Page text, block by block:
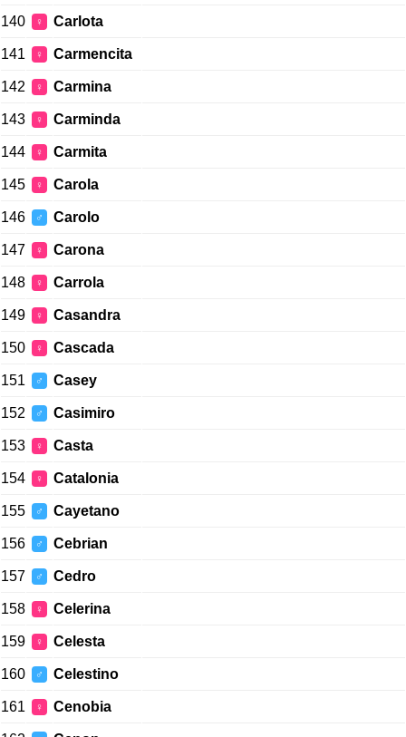
140 ♀ Carlota
141 ♀ Carmencita
142 ♀ Carmina
143 ♀ Carminda
144 ♀ Carmita
145 ♀ Carola
146 ♂ Carolo
147 ♀ Carona
148 ♀ Carrola
149 ♀ Casandra
150 ♀ Cascada
151 ♂ Casey
152 ♂ Casimiro
153 ♀ Casta
154 ♀ Catalonia
155 ♂ Cayetano
156 ♂ Cebrian
157 ♂ Cedro
158 ♀ Celerina
159 ♀ Celesta
160 ♂ Celestino
161 ♀ Cenobia